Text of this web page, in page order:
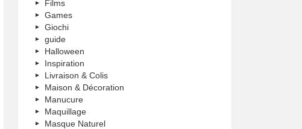
Films
Games
Giochi
guide
Halloween
Inspiration
Livraison & Colis
Maison & Décoration
Manucure
Maquillage
Masque Naturel